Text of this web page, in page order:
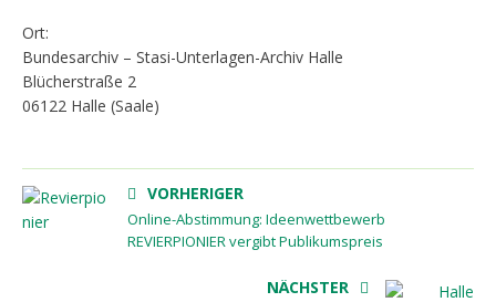
Ort:
Bundesarchiv – Stasi-Unterlagen-Archiv Halle
Blücherstraße 2
06122 Halle (Saale)
VORHERIGER
Online-Abstimmung: Ideenwettbewerb
REVIERPIONIER vergibt Publikumspreis
NÄCHSTER